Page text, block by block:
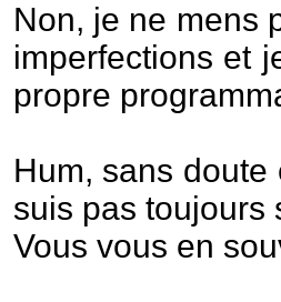
Non, je ne mens
imperfections et
propre
Hum, sans
suis pas toujours
Vous vous en